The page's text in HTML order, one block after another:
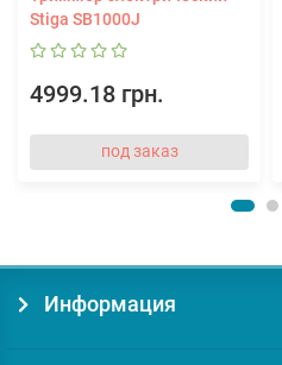
Stiga SB1000J
4999.18 грн.
под заказ
Информация